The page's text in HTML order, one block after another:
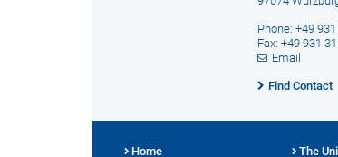
Phone: +49
Fax: +49 931
Email
Find Contact
Home The